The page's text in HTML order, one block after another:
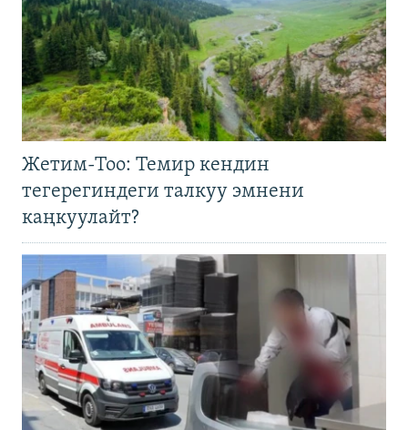
Жетим-Тоо: Темир кендин
тегерегиндеги талкуу эмнени
каңкуулайт?